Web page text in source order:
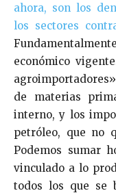
ahora, son los
los sectores
económico
de materias
interno, y los
petróleo, que no
Podemos sumar
vinculado a lo
todos los que se